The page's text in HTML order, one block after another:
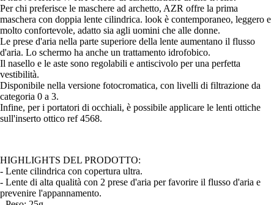
Per chi preferisce le maschere ad archetto, AZR offre la prima
maschera con doppia lente cilindrica. look è contemporaneo, leggero e
molto confortevole, adatto sia agli uomini che alle donne.
Le prese d'aria nella parte superiore della lente aumentano il flusso
d'aria. Lo schermo ha anche un trattamento idrofobico.
Il nasello e le aste sono regolabili e antiscivolo per una perfetta
vestibilità.
Disponibile nella versione fotocromatica, con livelli di filtrazione da
categoria 0 a 3.
Infine, per i portatori di occhiali, è possibile applicare le lenti ottiche
sull'inserto ottico ref 4568.
HIGHLIGHTS DEL PRODOTTO:
- Lente cilindrica con copertura ultra.
- Lente di alta qualità con 2 prese d'aria per favorire il flusso d'aria e
prevenire l'appannamento.